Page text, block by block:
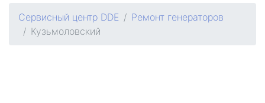
Сервисный центр DDE
Ремонт генераторов
Кузьмоловский